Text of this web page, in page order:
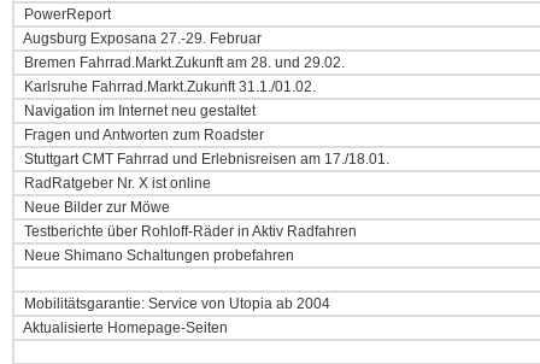
PowerReport
Augsburg Exposana 27.-29. Februar
Bremen Fahrrad.Markt.Zukunft am 28. und 29.02.
Karlsruhe Fahrrad.Markt.Zukunft 31.1./01.02.
Navigation im Internet neu gestaltet
Fragen und Antworten zum Roadster
Stuttgart CMT Fahrrad und Erlebnisreisen am 17./18.01.
RadRatgeber Nr. X ist online
Neue Bilder zur Möwe
Testberichte über Rohloff-Räder in Aktiv Radfahren
Neue Shimano Schaltungen probefahren
Mobilitätsgarantie: Service von Utopia ab 2004
Aktualisierte Homepage-Seiten